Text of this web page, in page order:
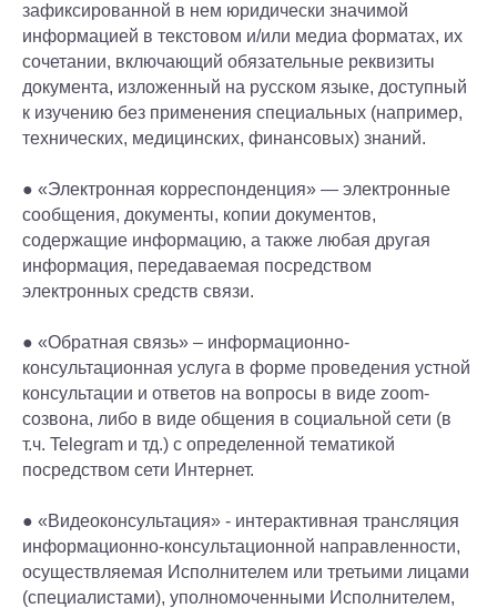
зафиксированной в нем юридически значимой
информацией в текстовом и/или медиа форматах, их
сочетании, включающий обязательные реквизиты
документа, изложенный на русском языке, доступный
к изучению без применения специальных (например,
технических, медицинских, финансовых) знаний.
● «Электронная корреспонденция» — электронные
сообщения, документы, копии документов,
содержащие информацию, а также любая другая
информация, передаваемая посредством
электронных средств связи.
● «Обратная связь» – информационно-
консультационная услуга в форме проведения устной
консультации и ответов на вопросы в виде zoom-
созвона, либо в виде общения в социальной сети (в
т.ч. Telegram и тд.) с определенной тематикой
посредством сети Интернет.
● «Видеоконсультация» - интерактивная трансляция
информационно-консультационной направленности,
осуществляемая Исполнителем или третьими лицами
(специалистами), уполномоченными Исполнителем,